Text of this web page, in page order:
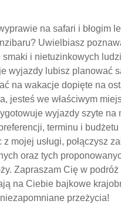
na safari i błogim
Uwielbiasz
smaki i nietuzinkowych
wyjazdy lubisz planować
na wakacje dopięte na
jesteś we właściwym
wyjazdy szyte na
terminu i
z mojej usługi, połączysz
oraz tych
Zapraszam Cię w
na Ciebie bajkowe
przeżycia!